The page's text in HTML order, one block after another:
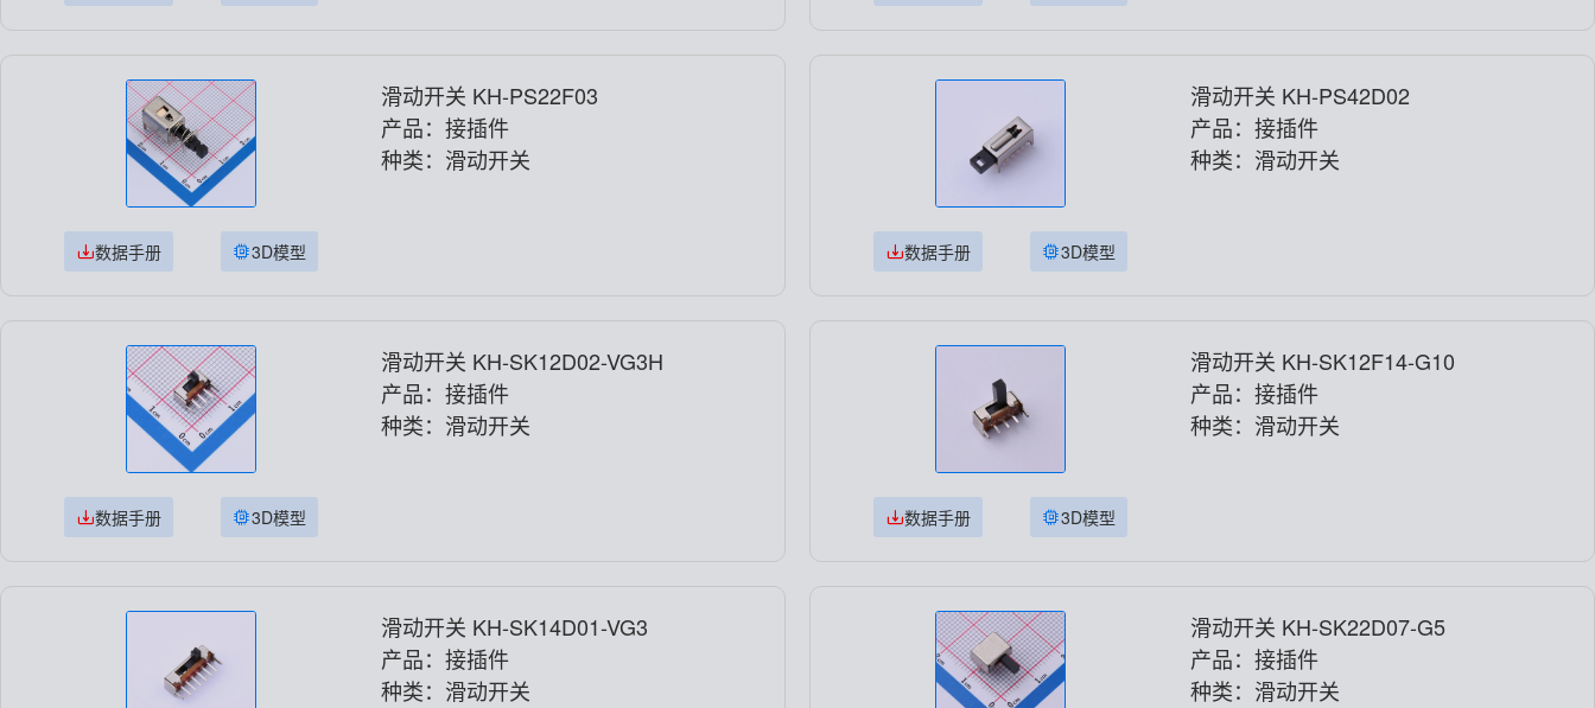
数据手册 3D模型
滑动开关 KH-PS22F03
产品：接插件
种类：滑动开关
数据手册 3D模型
滑动开关 KH-PS42D02
产品：接插件
种类：滑动开关
数据手册 3D模型
滑动开关 KH-SK12D02-VG3H
产品：接插件
种类：滑动开关
数据手册 3D模型
滑动开关 KH-SK12F14-G10
产品：接插件
种类：滑动开关
滑动开关 KH-SK14D01-VG3
产品：接插件
种类：滑动开关
滑动开关 KH-SK22D07-G5
产品：接插件
种类：滑动开关